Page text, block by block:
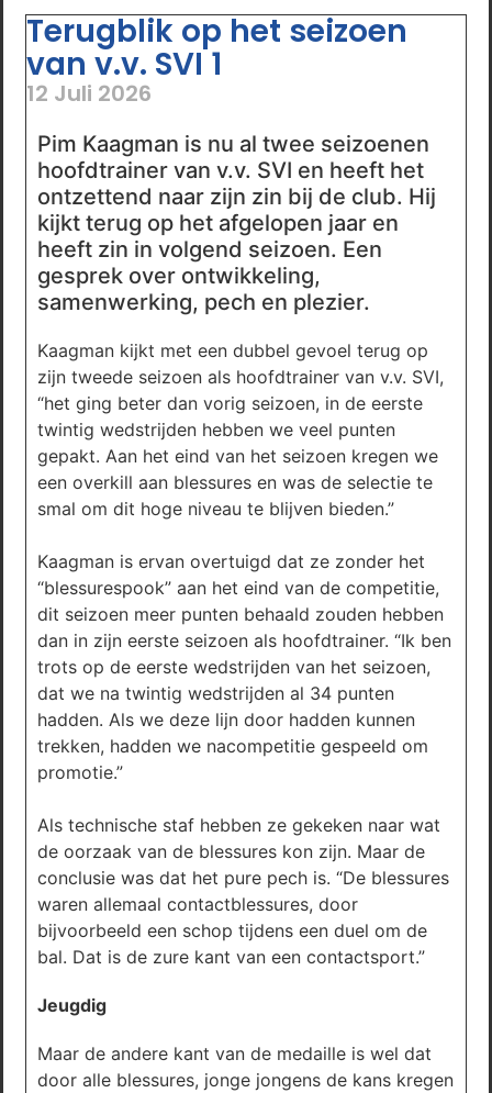
Terugblik op het seizoen
van v.v. SVI 1
12 Juli 2026
Pim Kaagman is nu al twee seizoenen
hoofdtrainer van v.v. SVI en heeft het
ontzettend naar zijn zin bij de club. Hij
kijkt terug op het afgelopen jaar en
heeft zin in volgend seizoen. Een
gesprek over ontwikkeling,
samenwerking, pech en plezier.
Kaagman kijkt met een dubbel gevoel terug op
zijn tweede seizoen als hoofdtrainer van v.v. SVI,
“het ging beter dan vorig seizoen, in de eerste
twintig wedstrijden hebben we veel punten
gepakt. Aan het eind van het seizoen kregen we
een overkill aan blessures en was de selectie te
smal om dit hoge niveau te blijven bieden.”
Kaagman is ervan overtuigd dat ze zonder het
“blessurespook” aan het eind van de competitie,
dit seizoen meer punten behaald zouden hebben
dan in zijn eerste seizoen als hoofdtrainer. “Ik ben
trots op de eerste wedstrijden van het seizoen,
dat we na twintig wedstrijden al 34 punten
hadden. Als we deze lijn door hadden kunnen
trekken, hadden we nacompetitie gespeeld om
promotie.”
Als technische staf hebben ze gekeken naar wat
de oorzaak van de blessures kon zijn. Maar de
conclusie was dat het pure pech is. “De blessures
waren allemaal contactblessures, door
bijvoorbeeld een schop tijdens een duel om de
bal. Dat is de zure kant van een contactsport.”
Jeugdig
Maar de andere kant van de medaille is wel dat
door alle blessures, jonge jongens de kans kregen